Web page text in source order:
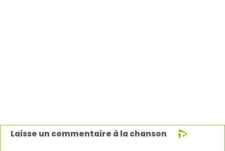
Laisse un commentaire à la chanson